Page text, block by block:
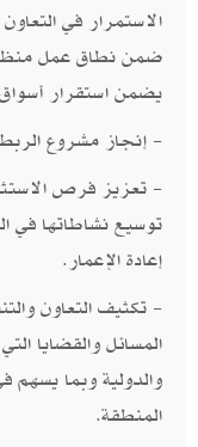
الاستمرار في
ضمن نطاق عمل
يضمن استقرار أسواق
- إنجاز مشروع
- تعزيز فرص
توسيع نشاطاتها في
إعادة الإعمار.
- تكثيف التعاون
المسائل والقضايا
والدولية وبما يسهم
المنطقة.